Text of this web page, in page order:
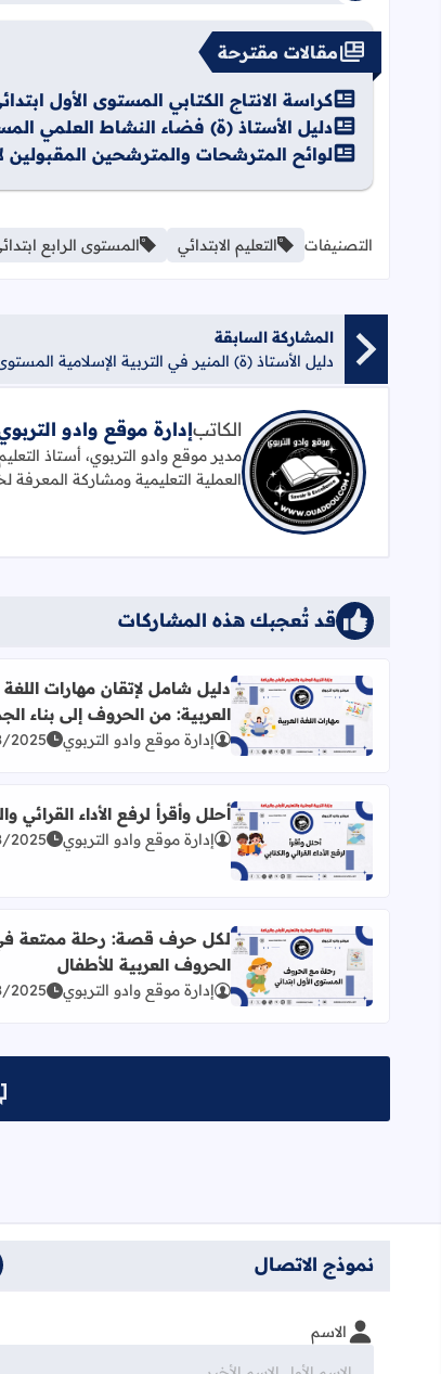
مقالات مقترحة
كراسة الانتاج الكتابي المستوى الأول
دليل الأستاذ (ة) فضاء النشاط العلمي
لوائح المترشحات والمترشحين المقبولين
التصنيفات التعليم الابتدائي المستوى الرابع
المشاركة السابقة
الكاتبإدارة موقع وادو
مدير موقع وادو التربوي، أستاذ
العملية التعليمية ومشاركة المعرفة
قد تُعجبك هذه المشاركات
اقرأ المزيد عن دليل شامل لإتقان مهارات
دليل شامل لإتقان مهارات اللغة
العربية: من الحروف إلى بناء
إدارة موقع وادو التربوي 2025
اقرأ المزيد عن أحلل وأقرأ لرفع الأداء القرائي
أحلل وأقرأ لرفع الأداء القرائي
إدارة موقع وادو التربوي 2025
اقرأ المزيد عن لكل حرف قصة: رحلة ممتعة في
لكل حرف قصة: رحلة ممتعة
الحروف العربية للأطفال
إدارة موقع وادو التربوي 2025
نموذج الاتصال
الاسم